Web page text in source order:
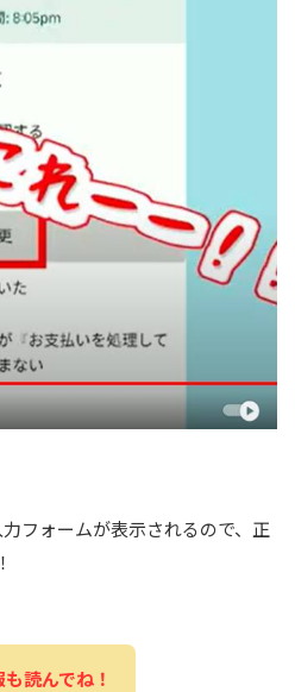
フォームが表示されるので、正
読んでね！